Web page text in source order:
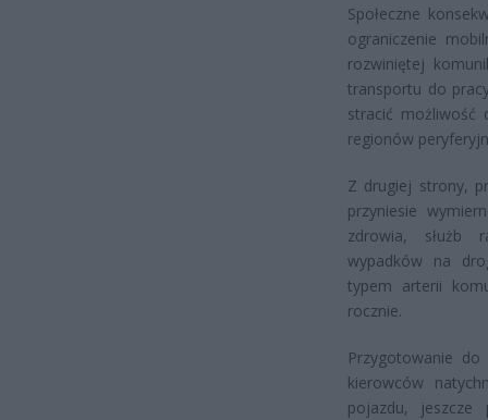
Społeczne
ograniczenie
rozwiniętej
transportu do
stracić możliwość
regionów
Z drugiej strony,
przyniesie
zdrowia, służb
wypadków na
typem arterii
rocznie.
Przygotowanie
kierowców
pojazdu, jeszcze